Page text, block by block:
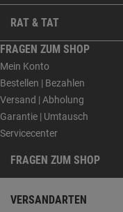
RAT & TAT
FRAGEN ZUM SHOP
Mein Konto
Bestellen | Bezahlen
Versand | Abholung
Garantie | Umtausch
Servicecenter
FRAGEN ZUM SHOP
VERSANDARTEN